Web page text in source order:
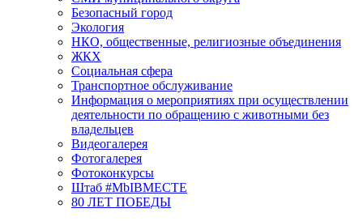
Безопасный город
Экология
НКО, общественные, религиозные объединения
ЖКХ
Социальная сфера
Транспортное обслуживание
Информация о мероприятиях при осуществлении
деятельности по обращению с животными без
владельцев
Видеогалерея
Фотогалерея
Фотоконкурсы
Штаб #MbIBMECTE
80 ЛЕТ ПОБЕДЫ